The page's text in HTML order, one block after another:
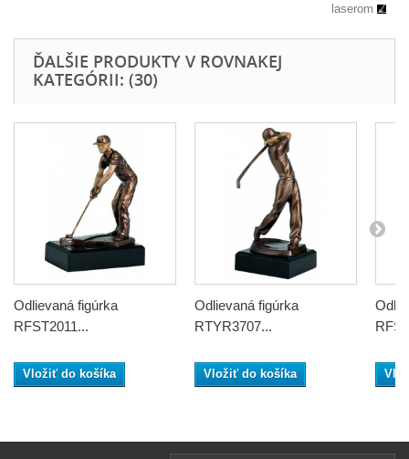
laserom
ĎALŠIE PRODUKTY V ROVNAKEJ
KATEGÓRII: (30)
Odlievaná figúrka
RFST2011...
Vložiť do košíka
Odlievaná figúrka
RTYR3707...
Vložiť do košíka